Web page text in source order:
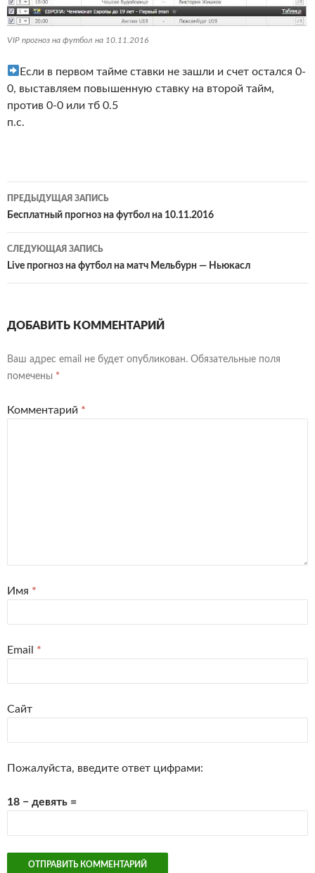
VIP прогноз на футбол на 10.11.2016
Если в первом тайме ставки не зашли и счет остался 0-
0, выставляем повышенную ставку на второй тайм,
против 0-0 или тб 0.5
п.с.
Навигация
по
записям
ПРЕДЫДУЩАЯ ЗАПИСЬ
Бесплатный прогноз на футбол на 10.11.2016
СЛЕДУЮЩАЯ ЗАПИСЬ
Live прогноз на футбол на матч Мельбурн — Ньюкасл
ДОБАВИТЬ КОММЕНТАРИЙ
Ваш адрес email не будет опубликован. Обязательные поля
помечены *
Комментарий *
Имя *
Email *
Сайт
Пожалуйста, введите ответ цифрами:
18 − девять =